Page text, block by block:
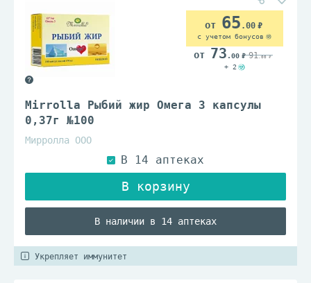
Mirrolla Рыбий жир Омега 3 капсулы
0,37г №100
Мирролла ООО
В наличии в 14 аптеках
65 .00
с учетом бонусов
73 .00 91.00
+ 2
Укрепляет иммунитет